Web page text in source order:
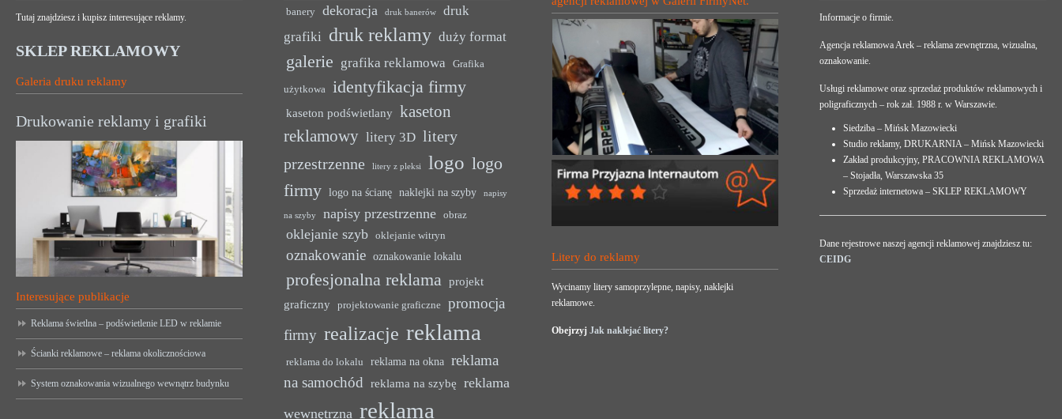
Tutaj znajdziesz i kupisz interesujące reklamy.
SKLEP REKLAMOWY
Galeria druku reklamy
Drukowanie reklamy i grafiki
Interesujące publikacje
Reklama świetlna – podświetlenie LED w reklamie
Ścianki reklamowe – reklama okolicznościowa
System oznakowania wizualnego wewnątrz budynku
banery dekoracja druk banerów
druk
grafiki druk reklamy duży format
galerie grafika reklamowa Grafika
użytkowa identyfikacja firmy
kaseton podświetlany kaseton
reklamowy litery 3D litery
przestrzenne
litery z pleksi logo logo
firmy
logo na ścianę naklejki na szyby napisy
na szyby napisy przestrzenne obraz
oklejanie szyb oklejanie witryn
oznakowanie oznakowanie lokalu
profesjonalna reklama projekt
graficzny
projektowanie graficzne
promocja
firmy realizacje reklama
reklama do lokalu reklama na okna
reklama
na samochód reklama na szybę reklama
wewnętrzna reklama
Litery do reklamy
Wycinamy litery samoprzylepne, napisy, naklejki
reklamowe.
ObejrzyjJak naklejać litery?
Informacje o firmie.
Agencja reklamowa Arek – reklama zewnętrzna, wizualna,
oznakowanie.
Usługi reklamowe oraz sprzedaż produktów reklamowych i
poligraficznych – rok zał. 1988 r. w Warszawie.
Siedziba – Mińsk Mazowiecki
Studio reklamy, DRUKARNIA – Mińsk Mazowiecki
Zakład produkcyjny, PRACOWNIA REKLAMOWA
– Stojadła, Warszawska 35
Sprzedaż internetowa – SKLEP REKLAMOWY
Dane rejestrowe naszej agencji reklamowej znajdziesz tu:
CEIDG